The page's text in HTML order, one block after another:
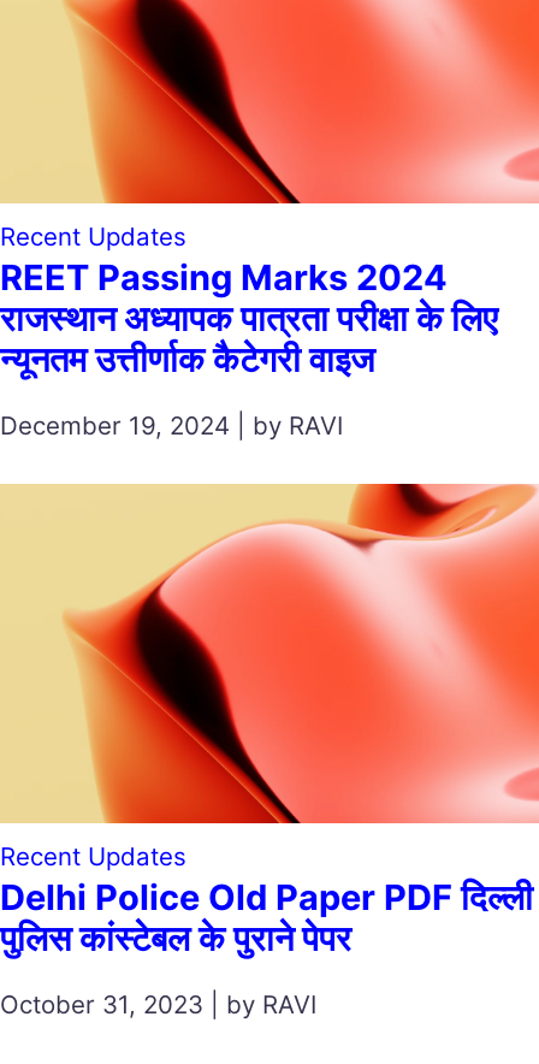
Recent Updates
REET Passing Marks 2024
राजस्थान अध्यापक पात्रता परीक्षा के लिए
न्यूनतम उत्तीर्णाक कैटेगरी वाइज
December 19, 2024 | by RAVI
Recent Updates
Delhi Police Old Paper PDF दिल्ली
पुलिस कांस्टेबल के पुराने पेपर
October 31, 2023 | by RAVI